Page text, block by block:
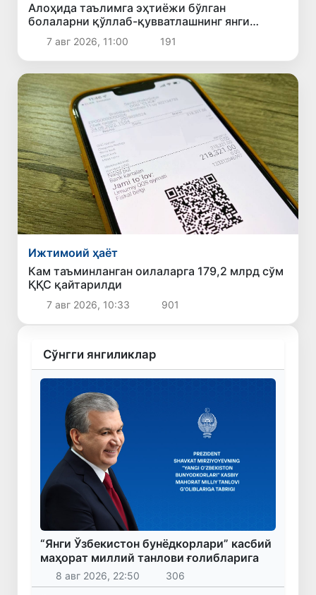
Алоҳида таълимга эҳтиёжи бўлган
болаларни қўллаб-қувватлашнинг янги
тизими жорий этилади
7 авг 2026, 11:00 191
Ижтимоий ҳаёт
Кам таъминланган оилаларга 179,2 млрд сўм
ҚҚС қайтарилди
7 авг 2026, 10:33 901
Сўнгги янгиликлар
“Янги Ўзбекистон бунёдкорлари” касбий
маҳорат миллий танлови ғолибларига
8 авг 2026, 22:50 306